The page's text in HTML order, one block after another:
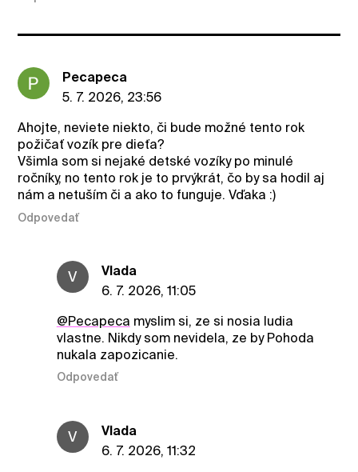
Pecapeca
5. 7. 2026, 23:56
Ahojte, neviete niekto, či bude možné tento rok
požičať vozík pre dieťa?
Všimla som si nejaké detské vozíky po minulé
ročníky, no tento rok je to prvýkrát, čo by sa hodil aj
nám a netuším či a ako to funguje. Vďaka :)
Odpovedať
V
Vlada
6. 7. 2026, 11:05
@Pecapeca myslim si, ze si nosia ludia
vlastne. Nikdy som nevidela, ze by Pohoda
nukala zapozicanie.
Odpovedať
V
Vlada
6. 7. 2026, 11:32